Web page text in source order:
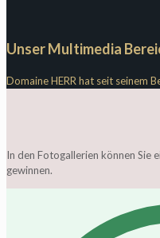
Unser Multimedia
Domaine HERR hat seit seinem
In den Fotogallerien können Sie
gewinnen.